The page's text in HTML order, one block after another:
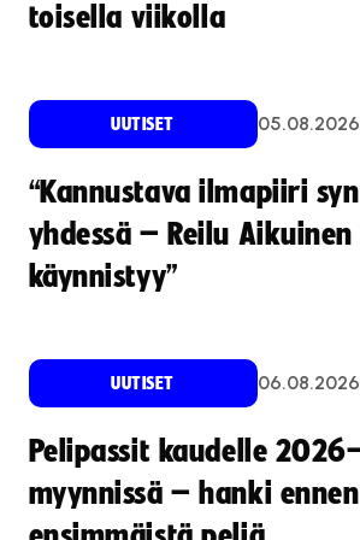
toisella viikolla
UUTISET 05.08.2026
“Kannustava ilmapiiri
yhdessä – Reilu
käynnistyy”
UUTISET 06.08.2026
Pelipassit kaudelle
myynnissä – hanki ennen